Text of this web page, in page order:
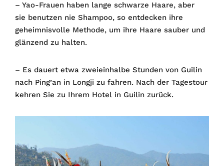
– Yao-Frauen haben lange schwarze Haare, aber
sie benutzen nie Shampoo, so entdecken ihre
geheimnisvolle Methode, um ihre Haare sauber und
glänzend zu halten.
– Es dauert etwa zweieinhalbe Stunden von Guilin
nach Ping’an in Longji zu fahren. Nach der Tagestour
kehren Sie zu Ihrem Hotel in Guilin zurück.